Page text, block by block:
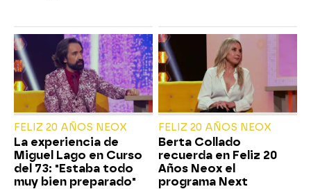
FELIZ 20 AÑOS NEOX
La experiencia de
Miguel Lago en Curso
del 73: "Estaba todo
muy bien preparado"
FELIZ 20 AÑOS NEOX
Berta Collado
recuerda en Feliz 20
Años Neox el
programa Next